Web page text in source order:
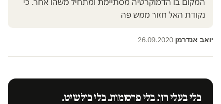
המקום בו הדמוקרטיה מסתיימת ומתחיל משהו אחר. כי
נקודת האל חזור ממש פה
יואב אנדרמן·
26.09.2020
בלי בעלי הון. בלי פרסומות. בלי בולשיט.